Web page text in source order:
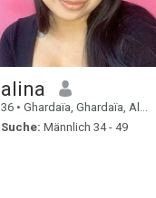
alina
36 • Ghardaïa, Ghardaïa, Algerien
Suche: Männlich 34 - 49